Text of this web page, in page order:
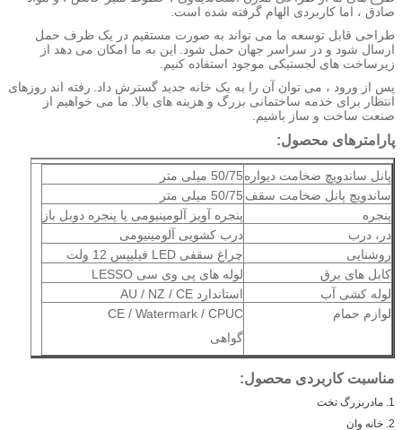
صادق ، اما کاربردی الهام گرفته شده است.
طراحی قابل توسعه ما می تواند به صورت مستقیم در یک ظرف حمل
ارسال شود و در سراسر جهان حمل شود.
این به ما امکان می دهد از
زیرساخت های لجستیکی موجود استفاده کنیم.
پس از ورود ، می توان آن را به یک خانه جدید گسترش داد.
رفته اند روزهای
انتظار برای خدمه ساختمانی بزرگ و هزینه های بالا. ما می خواهیم از
صنعت ساخت و ساز باشیم.
پارامترهای محصول:
پانل ساندویچ ضخامت دیواره50/75 میلی متر
ساندویچ پانل ضخامت سقف 50/75 میلی متر
پنجره
پنجره آویز آلومینیومی یا پنجره دوبل باز
در، درب
درب کشویی آلومینیومی
روشنایی
چراغ سقفی LED فیلیپس 12 ولت
کابل های برق
لوله های پی وی سی LESSO
لوله کشی آب
استاندارد AU / NZ / CE
لوازم حمام
CE / Watermark / CPUC
گواهی
مناسبت کاربردی محصول:
1. مادربزرگ تخت
2. خانه وان